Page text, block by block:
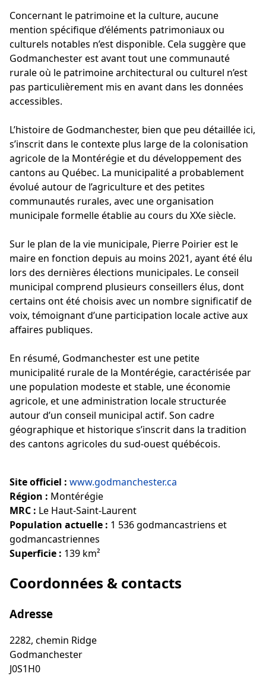
Concernant le patrimoine et la culture, aucune
mention spécifique d’éléments patrimoniaux ou
culturels notables n’est disponible. Cela suggère que
Godmanchester est avant tout une communauté
rurale où le patrimoine architectural ou culturel n’est
pas particulièrement mis en avant dans les données
accessibles.
L’histoire de Godmanchester, bien que peu détaillée ici,
s’inscrit dans le contexte plus large de la colonisation
agricole de la Montérégie et du développement des
cantons au Québec. La municipalité a probablement
évolué autour de l’agriculture et des petites
communautés rurales, avec une organisation
municipale formelle établie au cours du XXe siècle.
Sur le plan de la vie municipale, Pierre Poirier est le
maire en fonction depuis au moins 2021, ayant été élu
lors des dernières élections municipales. Le conseil
municipal comprend plusieurs conseillers élus, dont
certains ont été choisis avec un nombre significatif de
voix, témoignant d’une participation locale active aux
affaires publiques.
En résumé, Godmanchester est une petite
municipalité rurale de la Montérégie, caractérisée par
une population modeste et stable, une économie
agricole, et une administration locale structurée
autour d’un conseil municipal actif. Son cadre
géographique et historique s’inscrit dans la tradition
des cantons agricoles du sud-ouest québécois.
Site officiel : www.godmanchester.ca
Région : Montérégie
MRC : Le Haut-Saint-Laurent
Population actuelle : 1 536 godmancastriens et
godmancastriennes
Superficie : 139 km²
Coordonnées & contacts
Adresse
2282, chemin Ridge
Godmanchester
J0S1H0